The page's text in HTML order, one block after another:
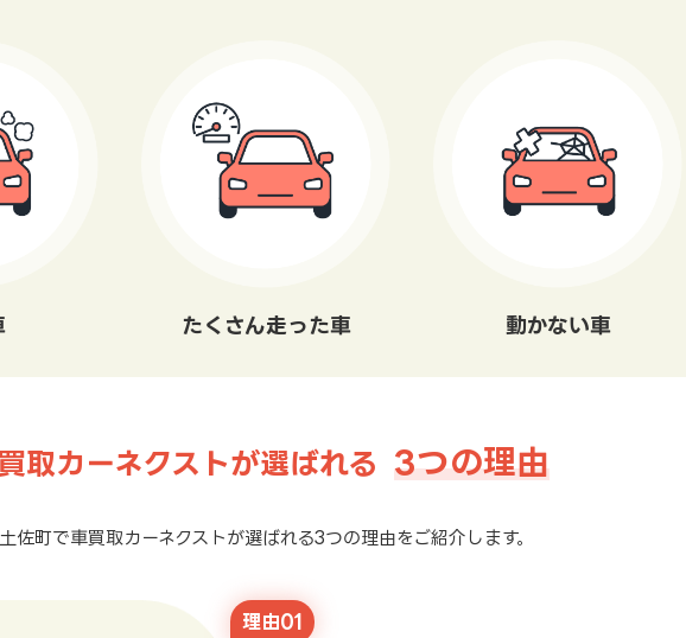
たくさん走った車 動かない車
取カーネクストが選ばれる 3つの理由
佐町で車買取カーネクストが選ばれる3つの理由をご紹介します。
理由01